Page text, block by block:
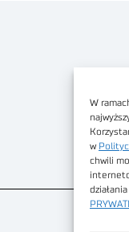
W
w
chwili